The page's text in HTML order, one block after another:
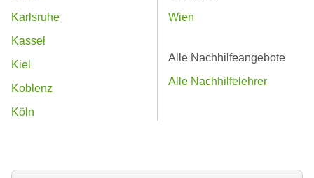
Karlsruhe
Kassel
Kiel
Koblenz
Köln
Wien
Alle Nachhilfeangebote
Alle Nachhilfelehrer